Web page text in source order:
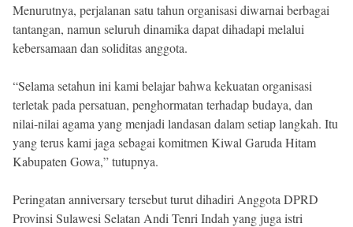
Menurutnya, perjalanan satu tahun organisasi diwarnai berbagai
tantangan, namun seluruh dinamika dapat dihadapi melalui
kebersamaan dan soliditas anggota.
“Selama setahun ini kami belajar bahwa kekuatan organisasi
terletak pada persatuan, penghormatan terhadap budaya, dan
nilai-nilai agama yang menjadi landasan dalam setiap langkah. Itu
yang terus kami jaga sebagai komitmen Kiwal Garuda Hitam
Kabupaten Gowa,” tutupnya.
Peringatan anniversary tersebut turut dihadiri Anggota DPRD
Provinsi Sulawesi Selatan Andi Tenri Indah yang juga istri